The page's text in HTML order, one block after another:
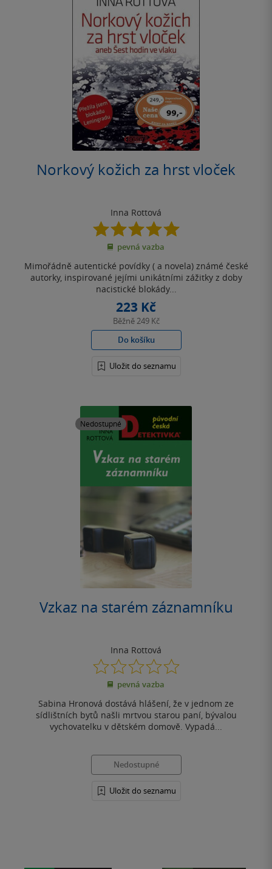
Norkový kožich za hrst vloček
Inna Rottová
5.0
z
5
pevná vazba
Mimořádně autentické povídky ( a novela) známé české
autorky, inspirované jejími unikátními zážitky z doby
nacistické blokády...
223 Kč
Běžně249 Kč
Do košíku
Uložit do seznamu
Nedostupné
Vzkaz na starém záznamníku
Inna Rottová
0.0
z
5
pevná vazba
Sabina Hronová dostává hlášení, že v jednom ze
sídlištních bytů našli mrtvou starou paní, bývalou
vychovatelku v dětském domově. Vypadá...
Nedostupné
Uložit do seznamu